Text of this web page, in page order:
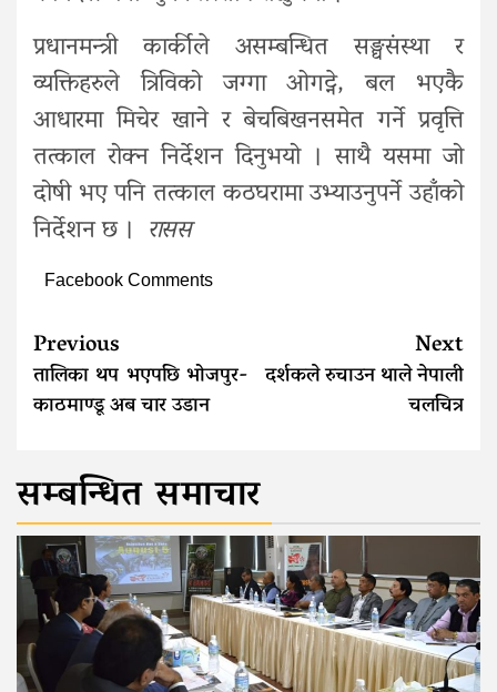
प्रधानमन्त्री कार्कीले असम्बन्धित सङ्घसंस्था र
व्यक्तिहरुले त्रिविको जग्गा ओगट्ने, बल भएकै
आधारमा मिचेर खाने र बेचबिखनसमेत गर्ने प्रवृत्ति
तत्काल रोक्न निर्देशन दिनुभयो । साथै यसमा जो
दोषी भए पनि तत्काल कठघरामा उभ्याउनुपर्ने उहाँको
निर्देशन छ । रासस
Facebook Comments
Continue
Reading
Previous
तालिका थप भएपछि भोजपुर-
काठमाण्डू अब चार उडान
Next
दर्शकले रुचाउन थाले नेपाली
चलचित्र
सम्बन्धित समाचार